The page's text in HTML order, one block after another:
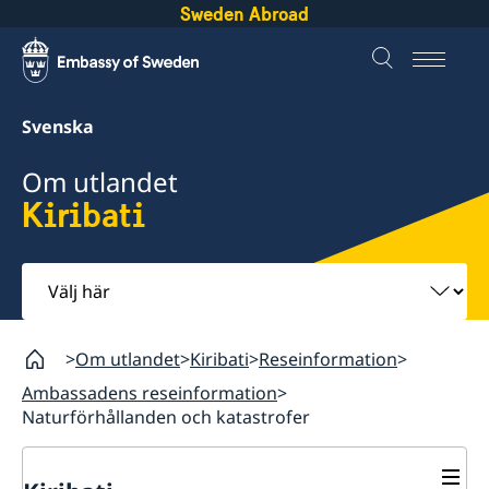
Sweden Abroad
Svenska
Om utlandet
Kiribati
Välj
här
Om utlandet Kiribati Reseinformation
Ambassadens reseinformation
Naturförhållanden och katastrofer